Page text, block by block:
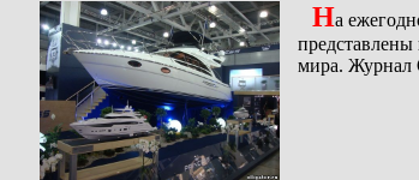
На
представлены
мира. Журнал